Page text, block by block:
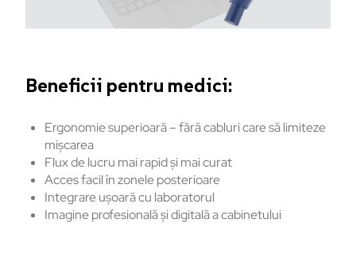
Beneficii pentru medici:
Ergonomie superioară – fără cabluri care să limiteze
mișcarea
Flux de lucru mai rapid și mai curat
Acces facil în zonele posterioare
Integrare ușoară cu laboratorul
Imagine profesională și digitală a cabinetului